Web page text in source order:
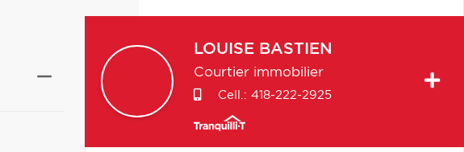
LOUISE BASTIEN
Courtier immobilier
Cell.: 418-222-2925